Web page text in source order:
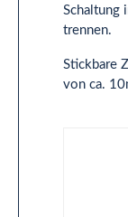
Schaltung
trennen.
Stickbare
von ca.